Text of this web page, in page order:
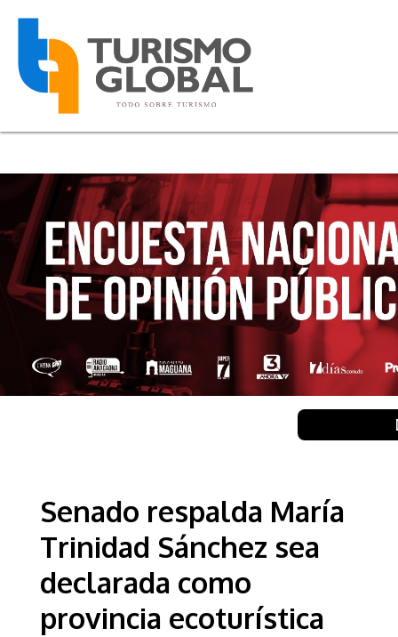
Senado respalda María
Trinidad Sánchez sea
declarada como
provincia ecoturística